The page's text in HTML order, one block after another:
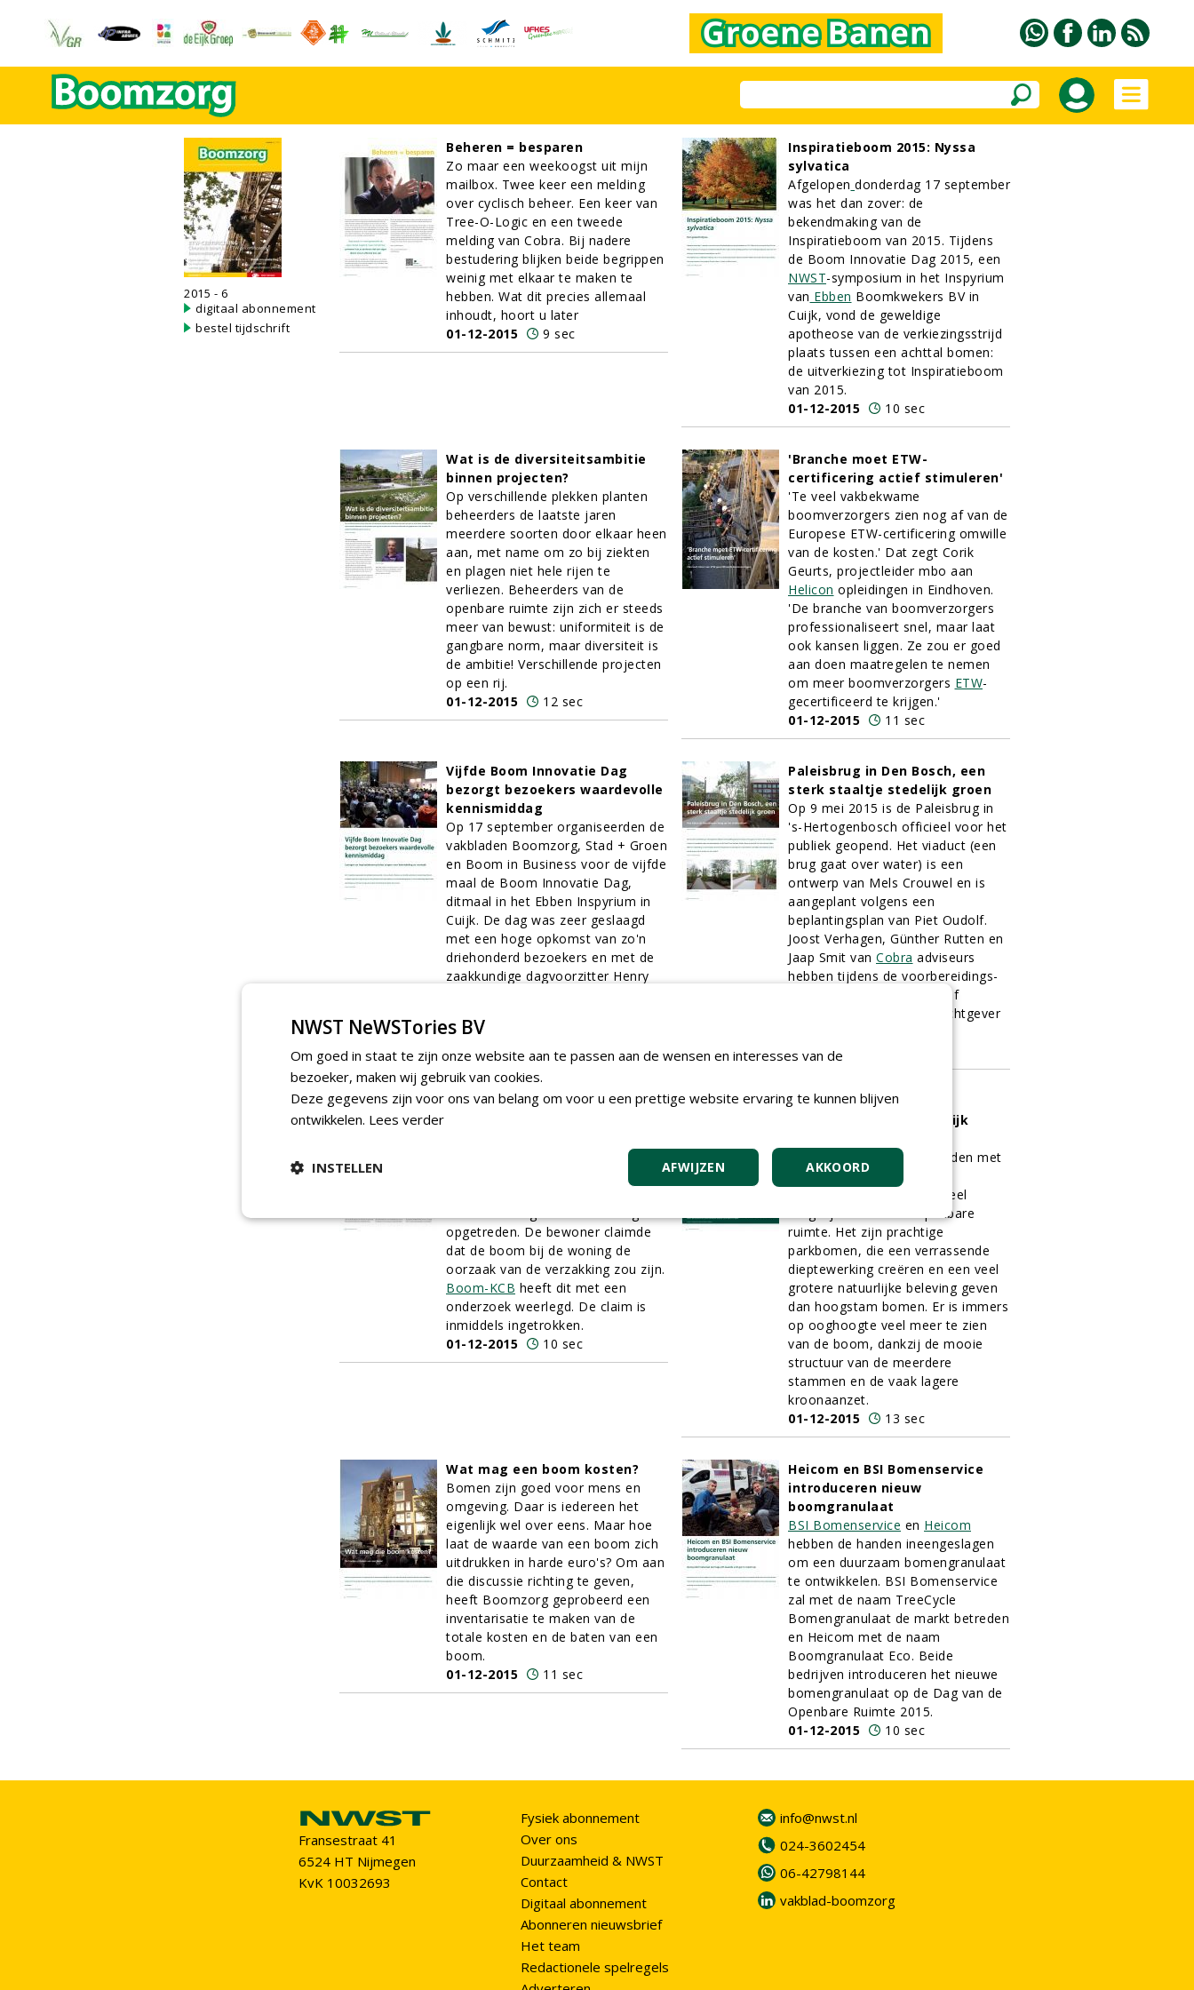
2015 - 6
digitaal abonnement
bestel tijdschrift
Beheren = besparen
Zo maar een weekoogst uit mijn
mailbox. Twee keer een melding
over cyclisch beheer. Een keer van
Tree-O-Logic en een tweede
melding van Cobra. Bij nadere
bestudering blijken beide begrippen
weinig met elkaar te maken te
hebben. Wat dit precies allemaal
inhoudt, hoort u later
01-12-2015
9 sec
Inspiratieboom 2015: Nyssa
sylvatica
Afgelopen donderdag 17 september
was het dan zover: de
bekendmaking van de
Inspiratieboom van 2015. Tijdens
de Boom Innovatie Dag 2015, een
NWST-symposium in het Inspyrium
van Ebben Boomkwekers BV in
Cuijk, vond de geweldige
apotheose van de verkiezingsstrijd
plaats tussen een achttal bomen:
de uitverkiezing tot Inspiratieboom
van 2015.
01-12-2015
10 sec
Wat is de diversiteitsambitie
binnen projecten?
Op verschillende plekken planten
beheerders de laatste jaren
meerdere soorten door elkaar heen
aan, met name om zo bij ziekten
en plagen niet hele rijen te
verliezen. Beheerders van de
openbare ruimte zijn zich er steeds
meer van bewust: uniformiteit is de
gangbare norm, maar diversiteit is
de ambitie! Verschillende projecten
op een rij.
01-12-2015
12 sec
'Branche moet ETW-
certificering actief stimuleren'
'Te veel vakbekwame
boomverzorgers zien nog af van de
Europese ETW-certificering omwille
van de kosten.' Dat zegt Corik
Geurts, projectleider mbo aan
Helicon opleidingen in Eindhoven.
'De branche van boomverzorgers
professionaliseert snel, maar laat
ook kansen liggen. Ze zou er goed
aan doen maatregelen te nemen
om meer boomverzorgers ETW-
gecertificeerd te krijgen.'
01-12-2015
11 sec
Vijfde Boom Innovatie Dag
bezorgt bezoekers waardevolle
kennismiddag
Op 17 september organiseerden de
vakbladen Boomzorg, Stad + Groen
en Boom in Business voor de vijfde
maal de Boom Innovatie Dag,
ditmaal in het Ebben Inspyrium in
Cuijk. De dag was zeer geslaagd
met een hoge opkomst van zo'n
driehonderd bezoekers en met de
zaakkundige dagvoorzitter Henry
buiten niet verstoren.
01-12-2015
19 sec
Paleisbrug in Den Bosch, een
sterk staaltje stedelijk groen
Op 9 mei 2015 is de Paleisbrug in
's-Hertogenbosch officieel voor het
publiek geopend. Het viaduct (een
brug gaat over water) is een
ontwerp van Mels Crouwel en is
aangeplant volgens een
beplantingsplan van Piet Oudolf.
Joost Verhagen, Günther Rutten en
Jaap Smit van Cobra adviseurs
hebben tijdens de voorbereidings-
en uitvoeringsfase intensief
samengewerkt met opdrachtgever
01-12-2015
Zomereik gaat vrijuit na
opgetreden. De bewoner claimde
dat de boom bij de woning de
oorzaak van de verzakking zou zijn.
Boom-KCB heeft dit met een
onderzoek weerlegd. De claim is
inmiddels ingetrokken.
01-12-2015
10 sec
Meerstammige bomen
toepassen in het stedelijk
Meerstammige bomen
bieden met
hun natuurlijke kleuren- en
vormenrijkdom oneindig veel
mogelijkheden in de openbare
ruimte. Het zijn prachtige
parkbomen, die een verrassende
dieptewerking creëren en een veel
grotere natuurlijke beleving geven
dan hoogstam bomen. Er is immers
op ooghoogte veel meer te zien
van de boom, dankzij de mooie
structuur van de meerdere
stammen en de vaak lagere
kroonaanzet.
01-12-2015
13 sec
Wat mag een boom kosten?
Bomen zijn goed voor mens en
omgeving. Daar is iedereen het
eigenlijk wel over eens. Maar hoe
laat de waarde van een boom zich
uitdrukken in harde euro's? Om aan
die discussie richting te geven,
heeft Boomzorg geprobeerd een
inventarisatie te maken van de
totale kosten en de baten van een
boom.
01-12-2015
11 sec
Heicom en BSI Bomenservice
introduceren nieuw
boomgranulaat
BSI Bomenservice en Heicom
hebben de handen ineengeslagen
om een duurzaam bomengranulaat
te ontwikkelen. BSI Bomenservice
zal met de naam TreeCycle
Bomengranulaat de markt betreden
en Heicom met de naam
Boomgranulaat Eco. Beide
bedrijven introduceren het nieuwe
bomengranulaat op de Dag van de
Openbare Ruimte 2015.
01-12-2015
10 sec
Fransestraat 41
6524 HT Nijmegen
KvK 10032693
Fysiek abonnement
Over ons
Duurzaamheid & NWST
Contact
Digitaal abonnement
Abonneren nieuwsbrief
Het team
Redactionele spelregels
info@nwst.nl
024-3602454
06-42798144
vakblad-boomzorg
NWST NeWSTories BV
Om goed in staat te zijn onze website aan te passen aan de wensen en interesses van de
bezoeker, maken wij gebruik van cookies.
Deze gegevens zijn voor ons van belang om voor u een prettige website ervaring te kunnen blijven
ontwikkelen. Lees verder
AKKOORD
AFWIJZEN
INSTELLEN